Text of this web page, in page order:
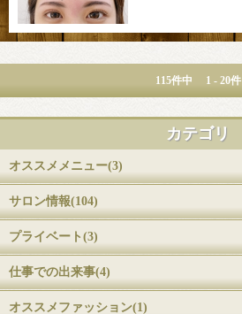
115件中 1 - 20件
カテゴリ
オススメメニュー(3)
サロン情報(104)
プライベート(3)
仕事での出来事(4)
オススメファッション(1)